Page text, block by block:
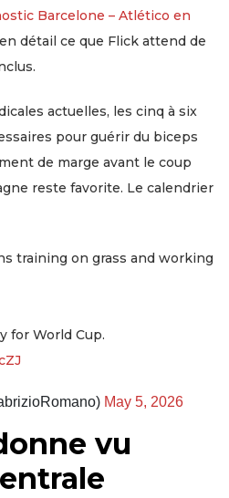
Barcelone – Atlético en
détail ce que Flick attend de
actuelles, les cinq à six
pour guérir du biceps
de marge avant le coup
reste favorite. Le calendrier
training on grass and working
for World Cup.
May 5, 2026
vu